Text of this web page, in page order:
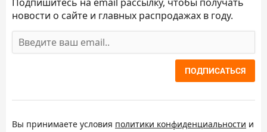
новости о сайте и главных распродажах в году.
ПОДПИСАТЬСЯ
Вы принимаете условия политики конфиденциальности и